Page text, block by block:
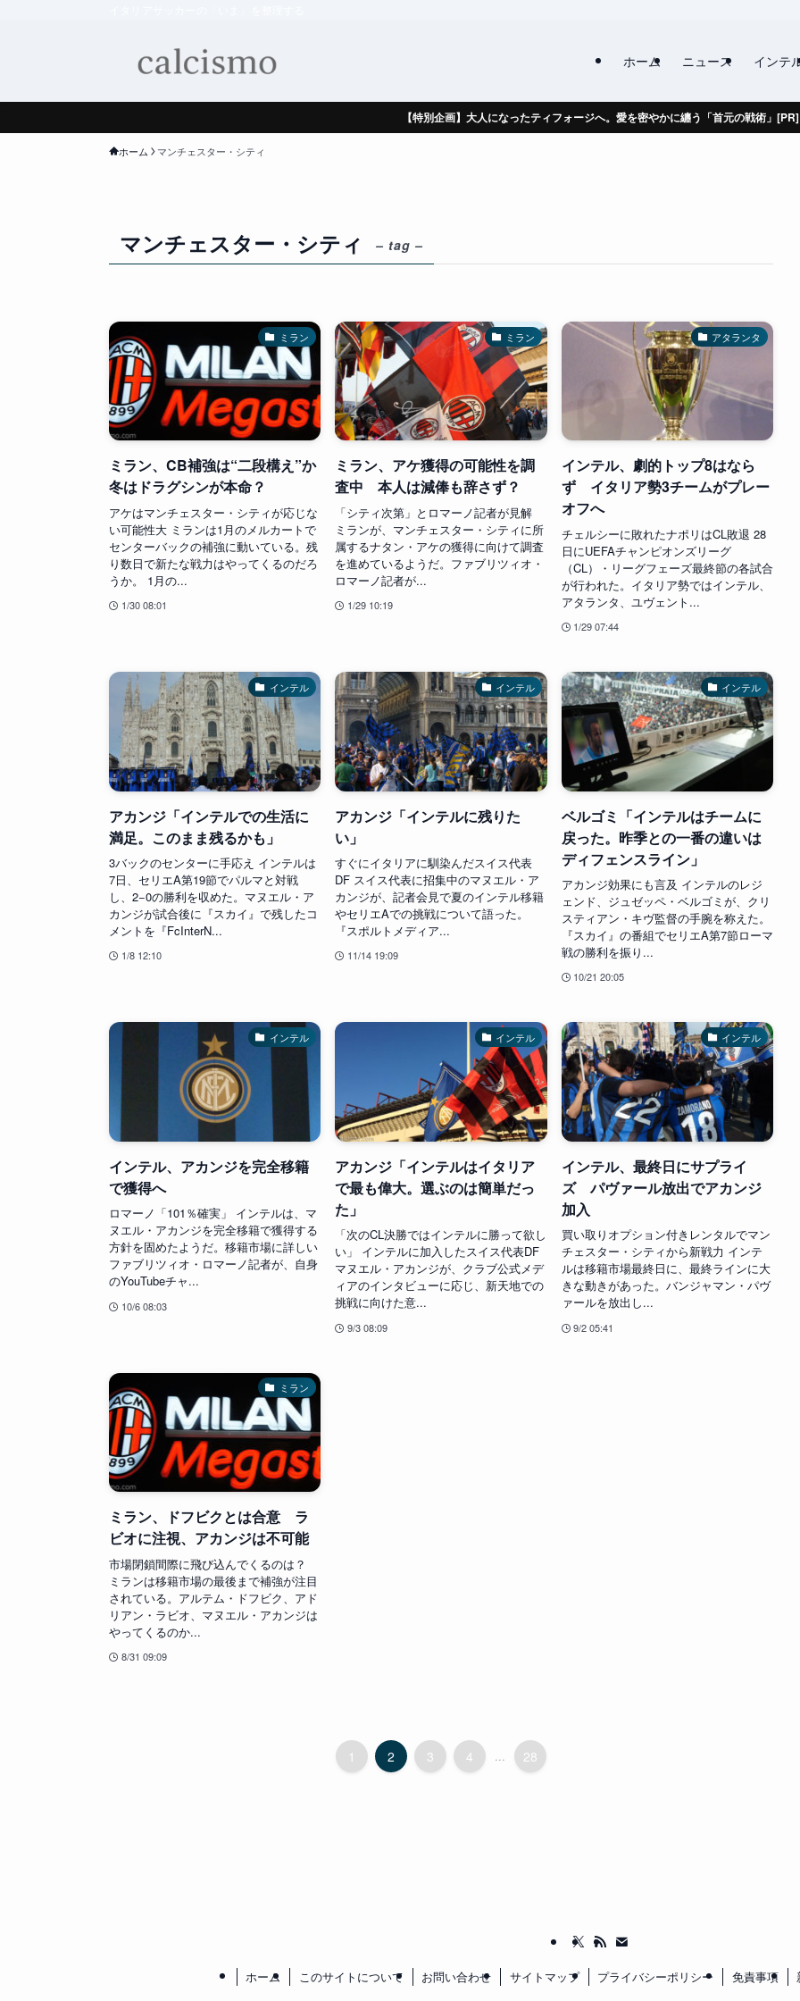
ホーム ニュース インテ
【特別企画】大人になったティフォージへ。愛を密やかに纏う「首元の戦術」[PR]
ホーム マンチェスター・シティ
マンチェスター・シティ – tag –
ミラン
ミラン、CB補強は“二段構え”か
冬はドラグシンが本命？
アケはマンチェスター・シティが応じな
い可能性大 ミランは1月のメルカートで
センターバックの補強に動いている。残
り数日で新たな戦力はやってくるのだろ
うか。 1月の...
1/30 08:01
ミラン
ミラン、アケ獲得の可能性を調
査中 本人は減俸も辞さず？
「シティ次第」とロマーノ記者が見解
ミランが、マンチェスター・シティに所
属するナタン・アケの獲得に向けて調査
を進めているようだ。ファブリツィオ・
ロマーノ記者が...
1/29 10:19
アタランタ
インテル、劇的トップ8はなら
ず イタリア勢3チームがプレー
オフへ
チェルシーに敗れたナポリはCL敗退 28
日にUEFAチャンピオンズリーグ
（CL）・リーグフェーズ最終節の各試合
が行われた。イタリア勢ではインテル、
アタランタ、ユヴェント...
1/29 07:44
インテル
アカンジ「インテルでの生活に
満足。このまま残るかも」
3バックのセンターに手応え インテルは
7日、セリエA第19節でパルマと対戦
し、2−0の勝利を収めた。マヌエル・ア
カンジが試合後に『スカイ』で残したコ
メントを『FcInterN...
1/8 12:10
インテル
アカンジ「インテルに残りた
い」
すぐにイタリアに馴染んだスイス代表
DF スイス代表に招集中のマヌエル・ア
カンジが、記者会見で夏のインテル移籍
やセリエAでの挑戦について語った。
『スポルトメディア...
11/14 19:09
インテル
ベルゴミ「インテルはチームに
戻った。昨季との一番の違いは
ディフェンスライン」
アカンジ効果にも言及 インテルのレジ
ェンド、ジュゼッペ・ベルゴミが、クリ
スティアン・キヴ監督の手腕を称えた。
『スカイ』の番組でセリエA第7節ローマ
戦の勝利を振り...
10/21 20:05
インテル
インテル、アカンジを完全移籍
で獲得へ
ロマーノ「101％確実」 インテルは、マ
ヌエル・アカンジを完全移籍で獲得する
方針を固めたようだ。移籍市場に詳しい
ファブリツィオ・ロマーノ記者が、自身
のYouTubeチャ...
10/6 08:03
インテル
アカンジ「インテルはイタリア
で最も偉大。選ぶのは簡単だっ
た」
「次のCL決勝ではインテルに勝って欲し
い」 インテルに加入したスイス代表DF
マヌエル・アカンジが、クラブ公式メデ
ィアのインタビューに応じ、新天地での
挑戦に向けた意...
9/3 08:09
インテル
インテル、最終日にサプライ
ズ パヴァール放出でアカンジ
加入
買い取りオプション付きレンタルでマン
チェスター・シティから新戦力 インテ
ルは移籍市場最終日に、最終ラインに大
きな動きがあった。バンジャマン・パヴ
ァールを放出し...
9/2 05:41
ミラン
ミラン、ドフビクとは合意 ラ
ビオに注視、アカンジは不可能
市場閉鎖間際に飛び込んでくるのは？
ミランは移籍市場の最後まで補強が注目
されている。アルテム・ドフビク、アド
リアン・ラビオ、マヌエル・アカンジは
やってくるのか...
8/31 09:09
1 2 3 4 ... 28
ホーム このサイトについて お問い合わせ サイトマップ プライバシーポリシー 免責事項